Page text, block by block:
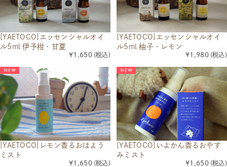
[YAETOCO]エッセンシャルオイ
ル5ml 伊予柑・甘夏
¥1,650 (税込)
[YAETOCO]エッセンシャルオイ
ル5ml 柚子・レモン
¥1,980 (税込)
[YAETOCO]レモン香るおはよう
ミスト
¥1,650 (税込)
[YAETOCO]いよかん香るおやす
みミスト
¥1,650 (税込)